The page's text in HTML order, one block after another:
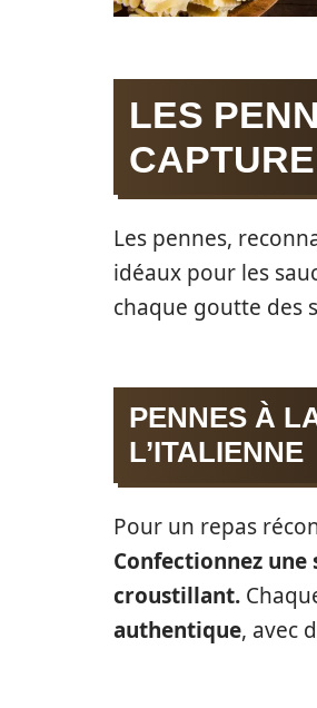
LES
Les pennes,
idéaux pour les
chaque goutte des
PENNES À
L’ITALIENNE
Pour un repas
Confectionnez
croustillant.
authentique, avec